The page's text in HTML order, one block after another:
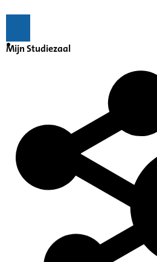
Inventaris
Mijn Studiezaal